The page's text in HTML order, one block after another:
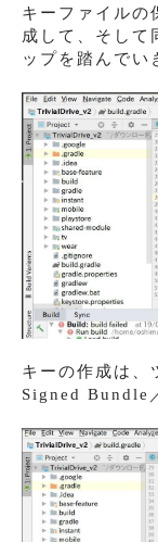
キーファイルの
成して、そし
ップを踏んでい
キーの作成は
Signed Bundle